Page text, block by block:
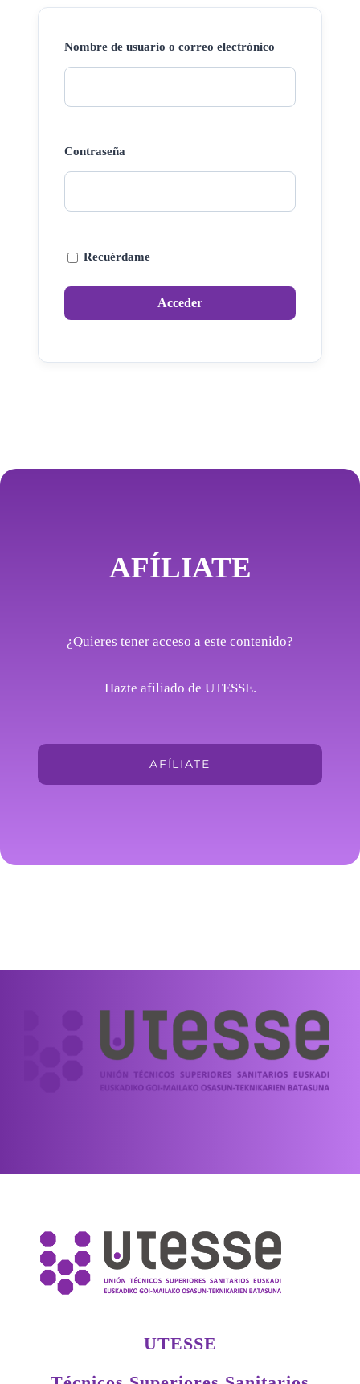
Nombre de usuario o correo electrónico
Contraseña
Recuérdame
AFÍLIATE
¿Quieres tener acceso a este contenido?
Hazte afiliado de UTESSE.
AFÍLIATE
UTESSE